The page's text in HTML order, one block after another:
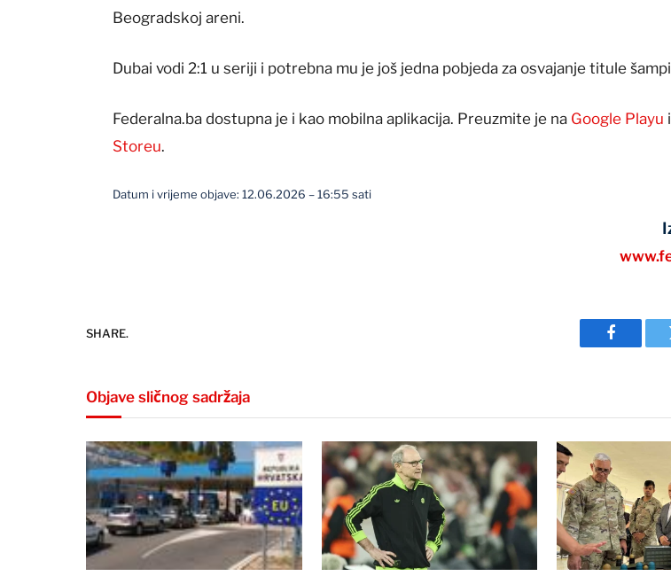
Beogradskoj areni.
Dubai vodi 2:1 u seriji i potrebna mu je još jedna pobjeda za osvajanje titule
Federalna.ba dostupna je i kao mobilna aplikacija. Preuzmite je na Google Playu
Storeu.
Datum i vrijeme objave: 12.06.2026 – 16:55 sati
SHARE.
Facebook
Objave sličnog sadržaja